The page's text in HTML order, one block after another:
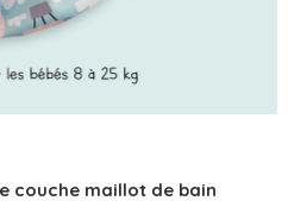
couche maillot de bain